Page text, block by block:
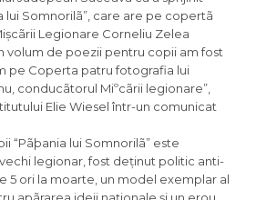
lui Somnorilã”, care are pe copertã
Legionare Corneliu Zelea
volum de poezii pentru copii am fost
pe Coperta patru fotografia lui
conducãtorul Miºcãrii legionare”,
Elie Wiesel într-un comunicat
“Pãþania lui Somnorilã” este
legionar, fost deținut politic anti-
5 ori la moarte, un model exemplar al